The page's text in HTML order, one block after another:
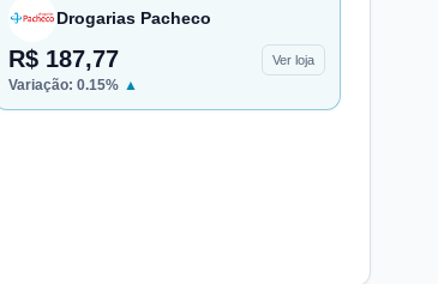
Drogarias Pacheco
R$ 187,77 Ver loja
Variação: 0.15% ▲